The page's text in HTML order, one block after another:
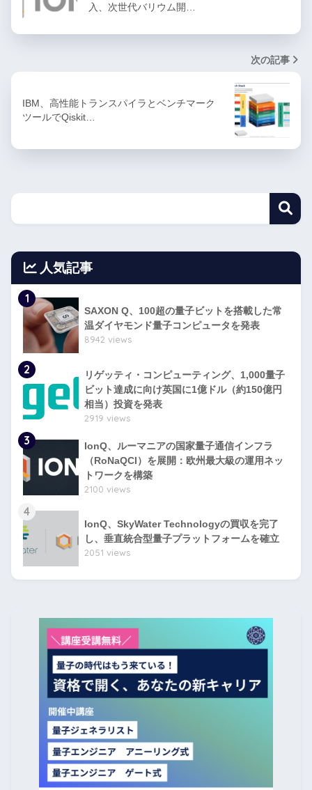
入、次世代バリウム開…
次の記事
IBM、高性能トランスパイラとベンチマーク
ツールでQiskit…
人気記事
1
SAXON Q、100超の量子ビットを搭載した常
温ダイヤモンド量子コンピュータを発表
8942 views
2
リゲッティ・コンピューティング、1,000量子
ビット達成に向け英国に1億ドル（約150億円
相当）投資を発表
2919 views
3
IonQ、ルーマニアの国家量子通信インフラ
（RoNaQCI）を展開：欧州最大級の運用ネッ
トワークを構築
2100 views
4
IonQ、SkyWater Technologyの買収を完了
し、垂直統合型量子プラットフォームを確立
2051 views